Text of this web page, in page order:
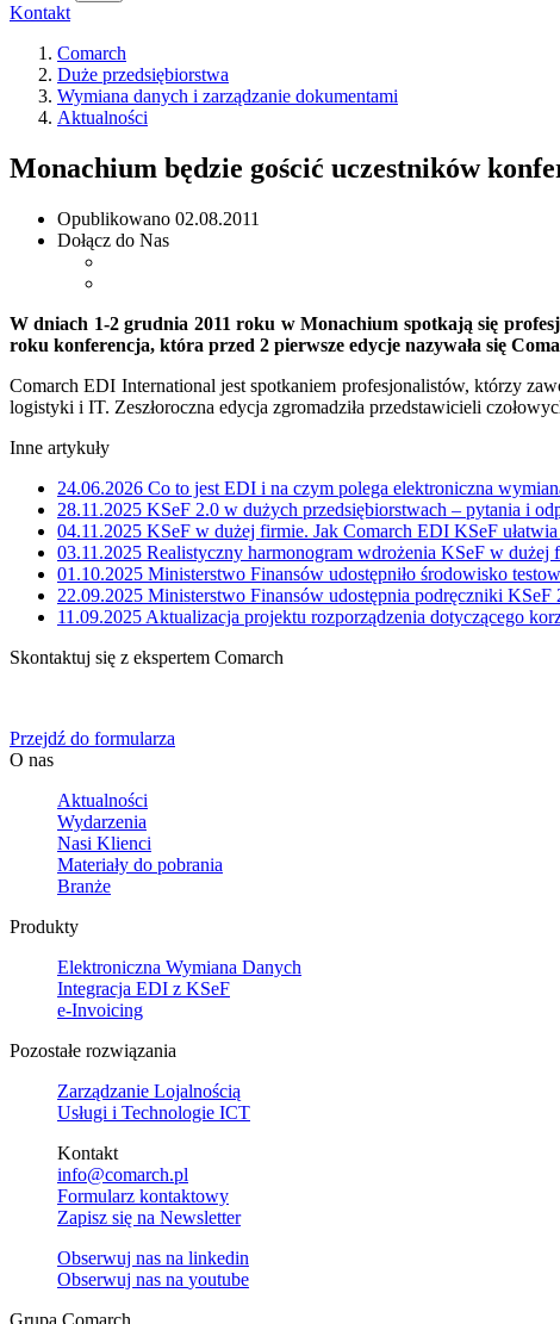
Kontakt
Comarch
Duże przedsiębiorstwa
Wymiana danych i zarządzanie dokumentami
Aktualności
Monachium będzie gościć uczestników
Opublikowano 02.08.2011
Dołącz do Nas
W dniach 1-2 grudnia 2011 roku w Monachium spotkają się
roku konferencja, która przed 2 pierwsze edycje nazywała się
Comarch EDI International jest spotkaniem profesjonalistów, którzy
logistyki i IT. Zeszłoroczna edycja zgromadziła przedstawicieli
Inne artykuły
24.06.2026 Co to jest EDI i na czym polega elektroniczna
28.11.2025 KSeF 2.0 w dużych przedsiębiorstwach – pytania i
04.11.2025 KSeF w dużej firmie. Jak Comarch EDI KSeF
03.11.2025 Realistyczny harmonogram wdrożenia KSeF w dużej
01.10.2025 Ministerstwo Finansów udostępniło środowisko
22.09.2025 Ministerstwo Finansów udostępnia podręczniki
11.09.2025 Aktualizacja projektu rozporządzenia dotyczącego
Skontaktuj się z ekspertem Comarch
Przejdź do formularza
O nas
Aktualności
Wydarzenia
Nasi Klienci
Materiały do pobrania
Branże
Produkty
Elektroniczna Wymiana Danych
Integracja EDI z KSeF
e-Invoicing
Pozostałe rozwiązania
Zarządzanie Lojalnością
Usługi i Technologie ICT
Kontakt
info@comarch.pl
Formularz kontaktowy
Zapisz się na Newsletter
Obserwuj nas na linkedin
Obserwuj nas na youtube
Grupa Comarch